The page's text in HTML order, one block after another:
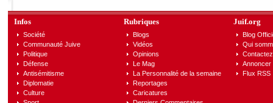
Infos
Société
Communauté Juive
Politique
Défense
Antisémitisme
Diplomatie
Culture
Rubriques
Blogs
Vidéos
Opinions
Le Mag
La Personnalité de la semaine
Reportages
Caricatures
Juif.org
Blog
Qui
Annoncer
Flux RSS